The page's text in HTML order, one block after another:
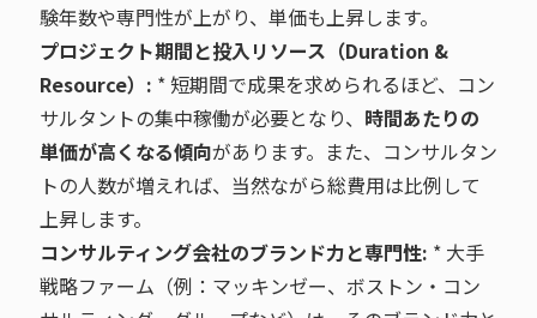
験年数や専門性が上がり、単価も上昇します。
プロジェクト期間と投入リソース（Duration &
Resource）: * 短期間で成果を求められるほど、コン
サルタントの集中稼働が必要となり、 時間あたりの
単価が高くなる傾向があります。また、コンサルタン
トの人数が増えれば、当然ながら総費用は比例して
上昇します。
コンサルティング会社のブランド力と専門性: * 大手
戦略ファーム（例：マッキンゼー、ボストン・コン